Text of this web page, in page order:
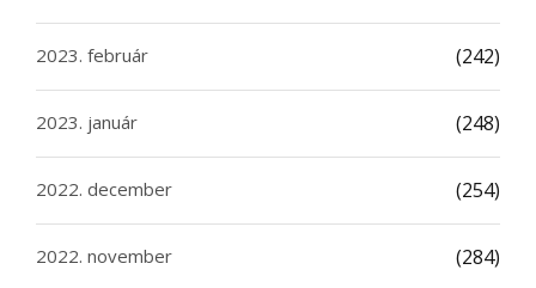
2023. február (242)
2023. január (248)
2022. december (254)
2022. november (284)